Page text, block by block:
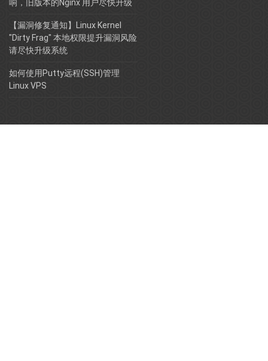
响，旧版本的Nginx 用户尽快升级
【漏洞修复通知】Linux Kernel
"Dirty Frag" 本地权限提升漏洞风险
请尽快升级系统
如何使用Putty远程(SSH)管理
Linux VPS